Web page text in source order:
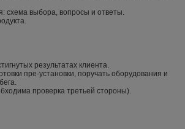
схема выбора, вопросы и ответы.
результатах клиента.
пре-установки, поручать оборудования и
проверка третьей стороны).